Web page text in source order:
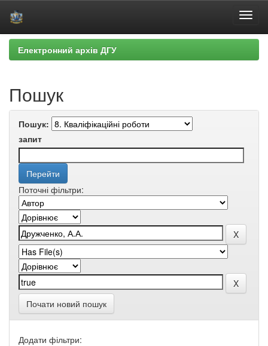
Skip
navigation
Електронний архів ДГУ
Пошук
Пошук:
запит
Поточні фільтри:
Почати новий пошук
Додати фільтри: